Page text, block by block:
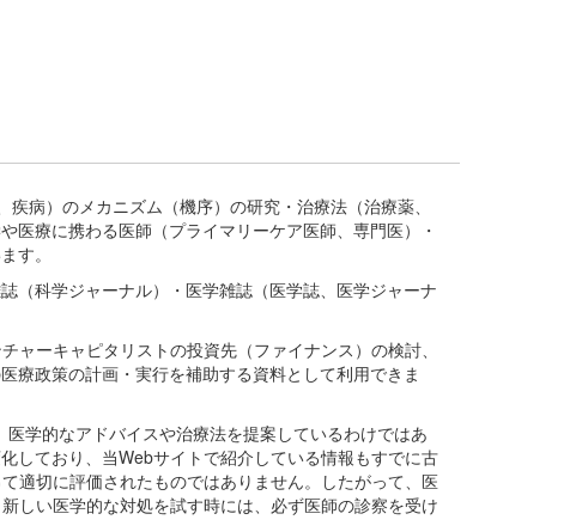
病）のメカニズム（機序）の研究・治療法（治療薬、
医療に携わる医師（プライマリーケア医師、専門医）・
す。
（科学ジャーナル）・医学雑誌（医学誌、医学ジャーナ
ーキャピタリストの投資先（ファイナンス）の検討、
療政策の計画・実行を補助する資料として利用できま
学的なアドバイスや治療法を提案しているわけではあ
しており、当Webサイトで紹介している情報もすでに古
適切に評価されたものではありません。したがって、医
しい医学的な対処を試す時には、必ず医師の診察を受け